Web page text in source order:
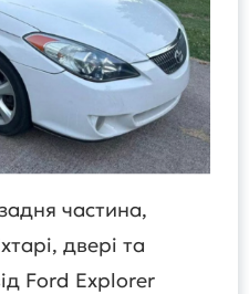
частина,
двері та
Ford Explorer